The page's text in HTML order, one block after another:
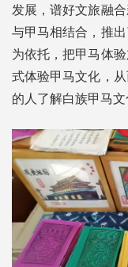
发展，谱好文旅融
与甲马相结合，推
为依托，把甲马体
式体验甲马文化，
的人了解白族甲马文